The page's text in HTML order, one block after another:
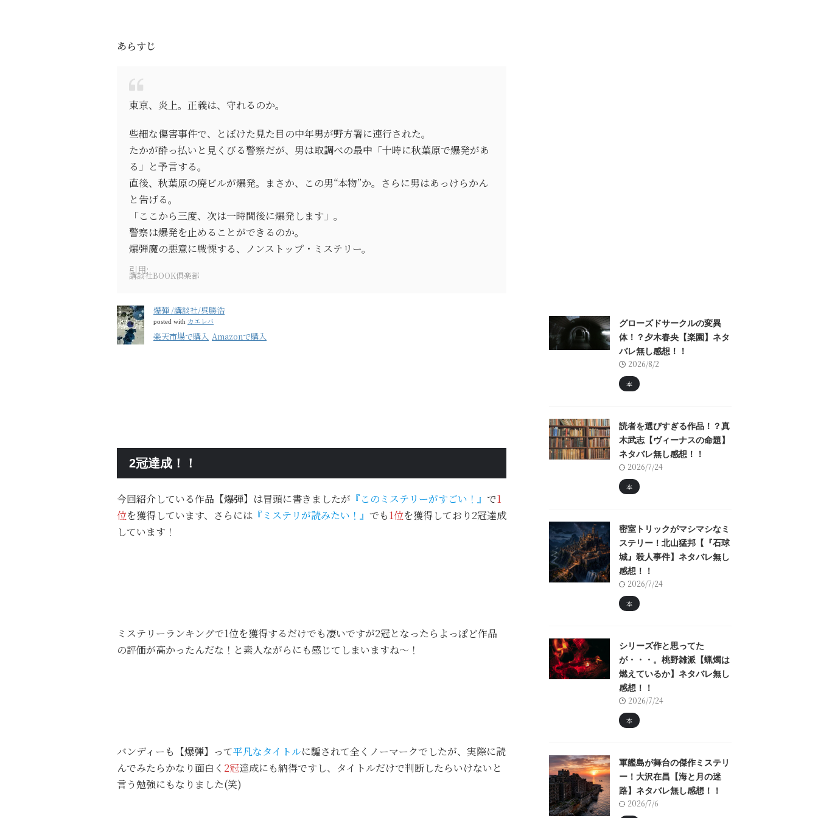
あらすじ
東京、炎上。正義は、守れるのか。
些細な傷害事件で、とぼけた見た目の中年男が野方署に連行された。
たかが酔っ払いと見くびる警察だが、男は取調べの最中「十時に秋葉原で爆発があ
る」と予言する。
直後、秋葉原の廃ビルが爆発。まさか、この男“本物”か。さらに男はあっけらかん
と告げる。
「ここから三度、次は一時間後に爆発します」。
警察は爆発を止めることができるのか。
爆弾魔の悪意に戦慄する、ノンストップ・ミステリー。
引用:
講談社BOOK倶楽部
爆弾 /講談社/呉勝浩
posted with カエレバ
楽天市場で購入 Amazonで購入
2冠達成！！
今回紹介している作品 【爆弾】 は冒頭に書きましたが 『このミステリーがすごい！』 で1
位を獲得しています、さらには 『ミステリが読みたい！』 でも1位を獲得しており2冠達成
しています！
ミステリーランキングで1位を獲得するだけでも凄いですが2冠となったらよっぽど作品
の評価が高かったんだな！と素人ながらにも感じてしまいますね～！
バンディーも 【爆弾】 って平凡なタイトルに騙されて全くノーマークでしたが、実際に読
んでみたらかなり面白く 2冠達成にも納得ですし、タイトルだけで判断したらいけないと
言う勉強にもなりました(笑)
グローズドサークルの変異
体！？夕木春央【楽園】ネタ
バレ無し感想！！
2026/8/2
本
読者を選びすぎる作品！？真
木武志【ヴィーナスの命題】
ネタバレ無し感想！！
2026/7/24
本
密室トリックがマシマシなミ
ステリー！北山猛邦【『石球
城』殺人事件】ネタバレ無し
感想！！
2026/7/24
本
シリーズ作と思ってた
が・・・。桃野雑派【蝋燭は
燃えているか】ネタバレ無し
感想！！
2026/7/24
本
軍艦島が舞台の傑作ミステリ
ー！大沢在昌【海と月の迷
路】ネタバレ無し感想！！
2026/7/6